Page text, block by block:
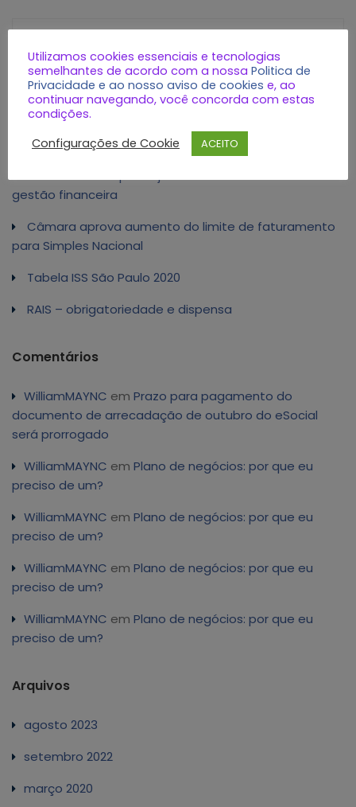
Posts recentes
MEI: portal único de NFS-e deve impactar vendas de
certificado digital
Confira 7 dicas para ajudar as PMEs melhorarem sua
gestão financeira
Câmara aprova aumento do limite de faturamento
para Simples Nacional
Tabela ISS São Paulo 2020
RAIS – obrigatoriedade e dispensa
Comentários
WilliamMAYNC em Prazo para pagamento do
documento de arrecadação de outubro do eSocial
será prorrogado
WilliamMAYNC em Plano de negócios: por que eu
preciso de um?
WilliamMAYNC em Plano de negócios: por que eu
preciso de um?
WilliamMAYNC em Plano de negócios: por que eu
preciso de um?
WilliamMAYNC em Plano de negócios: por que eu
preciso de um?
Arquivos
agosto 2023
setembro 2022
março 2020
Utilizamos cookies essenciais e tecnologias
semelhantes de acordo com a nossa Politica de
Privacidade e ao nosso aviso de cookies e, ao
continuar navegando, você concorda com estas
condições.
Configurações de Cookie
ACEITO